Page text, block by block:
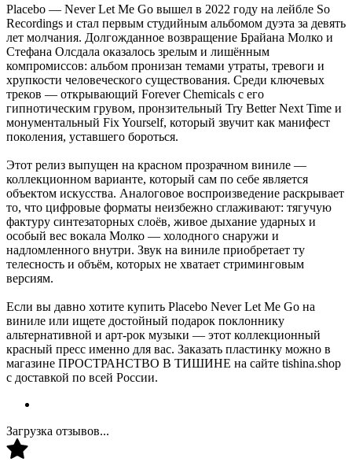
Placebo — Never Let Me Go вышел в 2022 году на лейбле So
Recordings и стал первым студийным альбомом дуэта за девять
лет молчания. Долгожданное возвращение Брайана Молко и
Стефана Олсдала оказалось зрелым и лишённым
компромиссов: альбом пронизан темами утраты, тревоги и
хрупкости человеческого существования. Среди ключевых
треков — открывающий Forever Chemicals с его
гипнотическим грувом, пронзительный Try Better Next Time и
монументальный Fix Yourself, который звучит как манифест
поколения, уставшего бороться.
Этот релиз выпущен на красном прозрачном виниле —
коллекционном варианте, который сам по себе является
объектом искусства. Аналоговое воспроизведение раскрывает
то, что цифровые форматы неизбежно сглаживают: тягучую
фактуру синтезаторных слоёв, живое дыхание ударных и
особый вес вокала Молко — холодного снаружи и
надломленного внутри. Звук на виниле приобретает ту
телесность и объём, которых не хватает стриминговым
версиям.
Если вы давно хотите купить Placebo Never Let Me Go на
виниле или ищете достойный подарок поклоннику
альтернативной и арт-рок музыки — этот коллекционный
красный пресс именно для вас. Заказать пластинку можно в
магазине ПРОСТРАНСТВО В ТИШИНЕ на сайте tishina.shop
с доставкой по всей России.
Загрузка отзывов...